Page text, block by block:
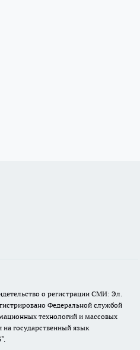
о регистрации СМИ: Эл.
Федеральной службой
технологий и массовых
государственный язык